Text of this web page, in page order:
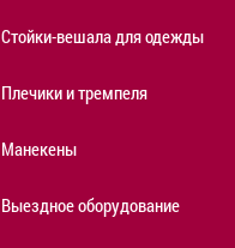
Стойки-вешала для одежды
Плечики и тремпеля
Манекены
Выездное оборудование